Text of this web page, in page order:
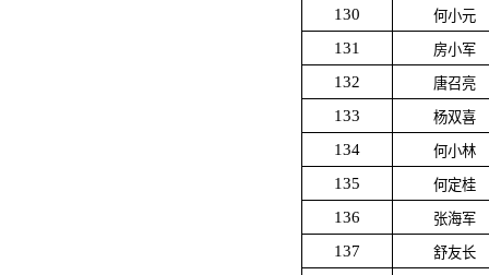
130 何小元
131 房小军
132 唐召亮
133 杨双喜
134 何小林
135 何定桂
136 张海军
137 舒友长